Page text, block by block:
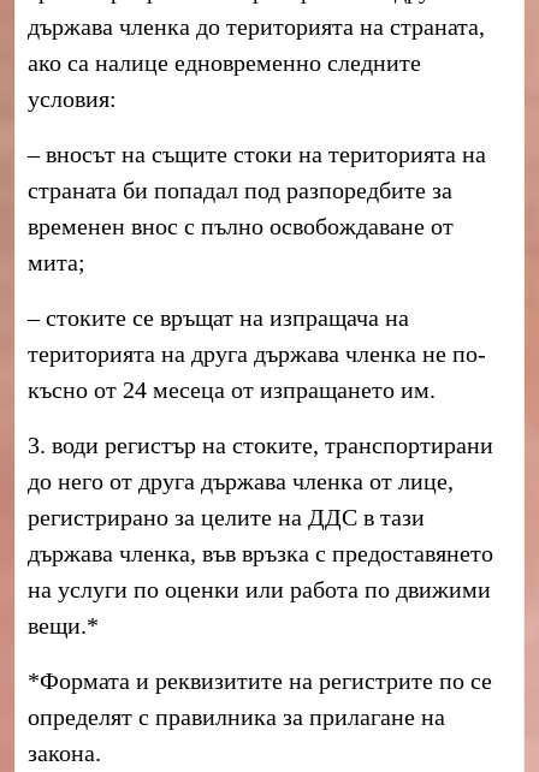
държава членка до територията на страната,
ако са налице едновременно следните
условия:
– вносът на същите стоки на територията на
страната би попадал под разпоредбите за
временен внос с пълно освобождаване от
мита;
– стоките се връщат на изпращача на
територията на друга държава членка не по-
късно от 24 месеца от изпращането им.
3. води регистър на стоките, транспортирани
до него от друга държава членка от лице,
регистрирано за целите на ДДС в тази
държава членка, във връзка с предоставянето
на услуги по оценки или работа по движими
вещи.*
*Формата и реквизитите на регистрите по се
определят с правилника за прилагане на
закона.